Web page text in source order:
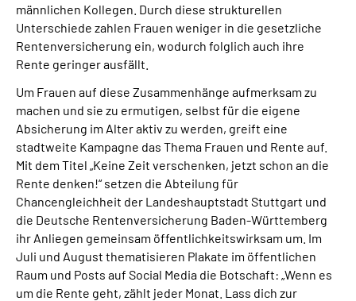
männlichen Kollegen. Durch diese strukturellen
Unterschiede zahlen Frauen weniger in die gesetzliche
Rentenversicherung ein, wodurch folglich auch ihre
Rente geringer ausfällt.
Um Frauen auf diese Zusammenhänge aufmerksam zu
machen und sie zu ermutigen, selbst für die eigene
Absicherung im Alter aktiv zu werden, greift eine
stadtweite Kampagne das Thema Frauen und Rente auf.
Mit dem Titel „Keine Zeit verschenken, jetzt schon an die
Rente denken!“ setzen die Abteilung für
Chancengleichheit der Landeshauptstadt Stuttgart und
die Deutsche Rentenversicherung Baden‐Württemberg
ihr Anliegen gemeinsam öffentlichkeitswirksam um. Im
Juli und August thematisieren Plakate im öffentlichen
Raum und Posts auf Social Media die Botschaft: „Wenn es
um die Rente geht, zählt jeder Monat. Lass dich zur